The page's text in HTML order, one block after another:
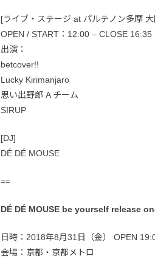
[ライブ・ステージ at パルテノン多摩
OPEN / START：12:00 – CLOSE 16:35
出演：
betcover!!
Lucky Kirimanjaro
思い出野郎 A チーム
SIRUP
[DJ]
DÉ DÉ MOUSE
==
DÉ DÉ MOUSE be yourself release
日時：2018年8月31日（金） OPEN
会場：京都・京都メトロ